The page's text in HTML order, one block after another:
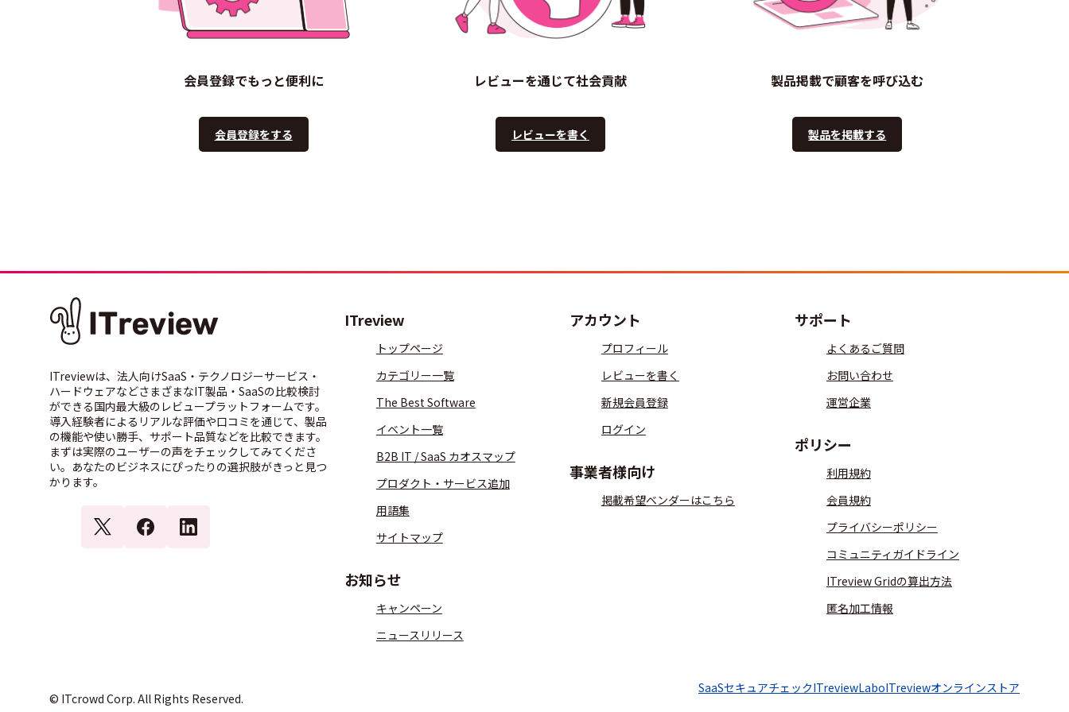
会員登録でもっと便利に
会員登録をする
レビューを通じて社会貢献
レビューを書く
製品掲載で顧客を呼び込む
製品を掲載する
ITreviewは、法人向けSaaS・テクノロジーサービス・
ハードウェアなどさまざまなIT製品・SaaSの比較検討
ができる国内最大級のレビュープラットフォームです。
導入経験者によるリアルな評価や口コミを通じて、製品
の機能や使い勝手、サポート品質などを比較できます。
まずは実際のユーザーの声をチェックしてみてくださ
い。あなたのビジネスにぴったりの選択肢がきっと見つ
かります。
ITreview
トップページ
カテゴリー一覧
The Best Software
イベント一覧
B2B IT / SaaS カオスマップ
プロダクト・サービス追加
用語集
サイトマップ
お知らせ
キャンペーン
ニュースリリース
アカウント
プロフィール
レビューを書く
新規会員登録
ログイン
事業者様向け
掲載希望ベンダーはこちら
サポート
よくあるご質問
お問い合わせ
運営企業
ポリシー
利用規約
会員規約
プライバシーポリシー
コミュニティガイドライン
ITreview Gridの算出方法
匿名加工情報
© ITcrowd Corp. All Rights Reserved.
SaaSセキュアチェックITreviewLaboITreviewオンラインストア